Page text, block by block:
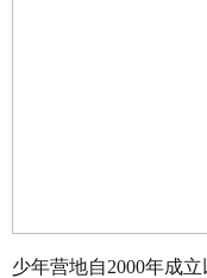
少年营地自2000年成